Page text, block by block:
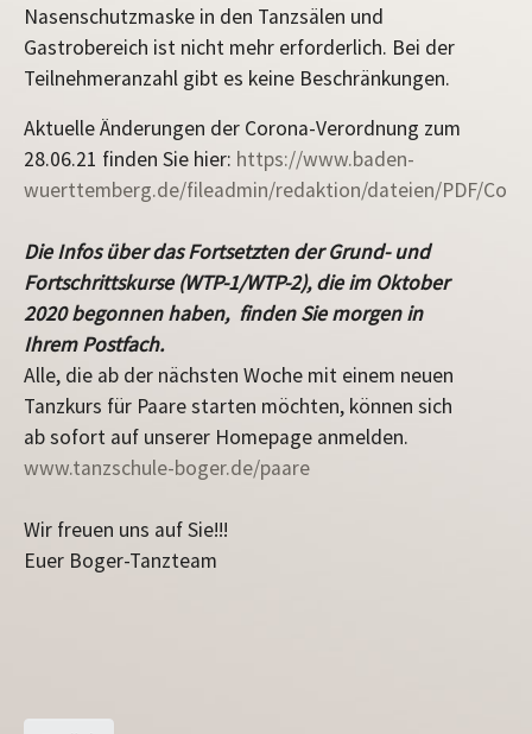
Nasenschutzmaske in den Tanzsälen und
Gastrobereich ist nicht mehr erforderlich. Bei der
Teilnehmeranzahl gibt es keine Beschränkungen.
Aktuelle Änderungen der Corona-Verordnung zum
28.06.21 finden Sie hier: https://www.baden-
wuerttemberg.de/fileadmin/redaktion/dateien/PDF/
Die Infos über das Fortsetzten der Grund- und
Fortschrittskurse (WTP-1/WTP-2), die im Oktober
2020 begonnen haben, finden Sie morgen in
Ihrem Postfach.
Alle, die ab der nächsten Woche mit einem neuen
Tanzkurs für Paare starten möchten, können sich
ab sofort auf unserer Homepage anmelden.
www.tanzschule-boger.de/paare
Wir freuen uns auf Sie!!!
Euer Boger-Tanzteam